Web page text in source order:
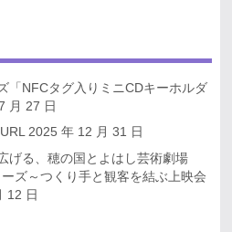
「NFCタグ入りミニCDキーホルダ
月 27 日
2025 年 12 月 31 日
げる、穂の国とよはし芸術劇場
ズ～つくり手と観客を結ぶ上映会
12 日